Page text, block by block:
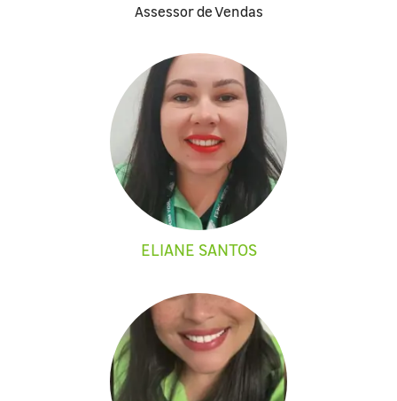
Assessor de Vendas
ELIANE SANTOS